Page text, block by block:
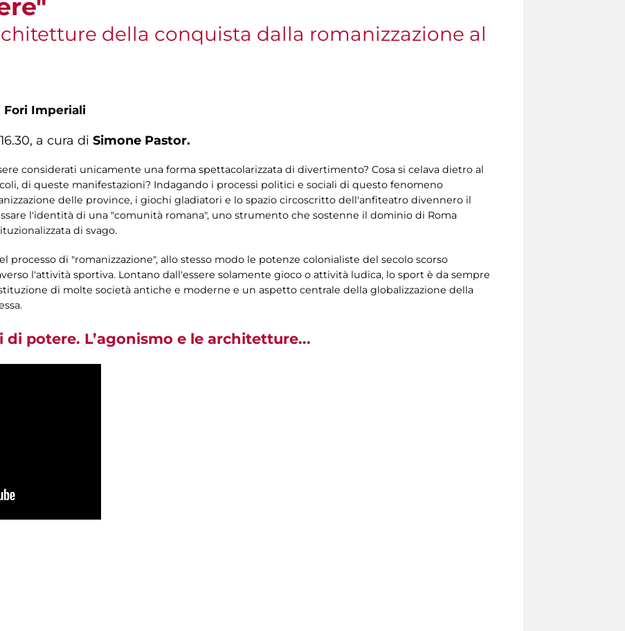
della conquista dalla romanizzazione al
Fori Imperiali
a cura di Simone Pastor.
considerati unicamente una forma spettacolarizzata di divertimento? Cosa si celava dietro al
di queste manifestazioni? Indagando i processi politici e sociali di questo fenomeno
delle province, i giochi gladiatori e lo spazio circoscritto dell'anfiteatro divennero il
l'identità di una "comunità romana", uno strumento che sostenne il dominio di Roma
di svago.
processo di "romanizzazione", allo stesso modo le potenze colonialiste del secolo scorso
l'attività sportiva. Lontano dall'essere solamente gioco o attività ludica, lo sport è da sempre
di molte società antiche e moderne e un aspetto centrale della globalizzazione della
di potere. L’agonismo e le architetture...